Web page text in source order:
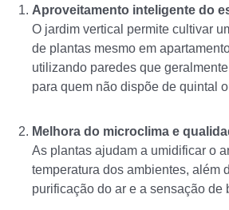
Aproveitamento inteligente do
O jardim vertical permite cultivar
de plantas mesmo em
utilizando paredes que
para quem não dispõe de quintal
Melhora do microclima e
As plantas ajudam a umidificar o
temperatura dos ambientes, além
purificação do ar e a sensação de